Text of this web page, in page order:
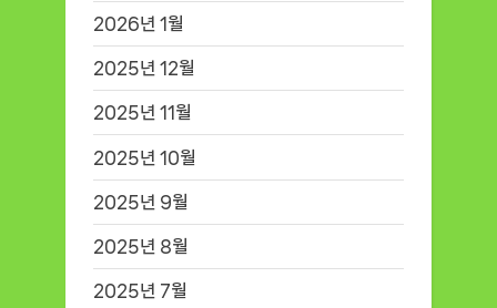
2026년 1월
2025년 12월
2025년 11월
2025년 10월
2025년 9월
2025년 8월
2025년 7월